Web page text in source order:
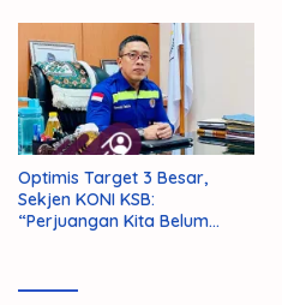
Optimis Target 3 Besar,
Sekjen KONI KSB:
“Perjuangan Kita Belum